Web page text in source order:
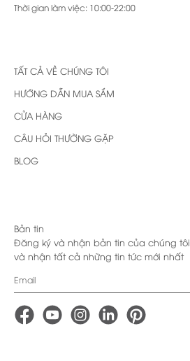
Thời gian làm việc: 10:00-22:00
TẤT CẢ VỀ CHÚNG TÔI
HƯỚNG DẪN MUA SẮM
CỬA HÀNG
CÂU HỎI THƯỜNG GẶP
BLOG
Bản tin
Đăng ký và nhận bản tin của chúng tôi
và nhận tất cả những tin tức mới nhất